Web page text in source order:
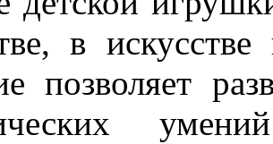
в
позволяет